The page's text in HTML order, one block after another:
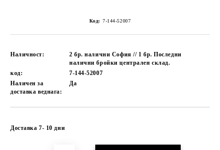
Код: 7-144-52007
Наличност:
2 бр. налични София // 1 бр. Последни
налични бройки централен склад.
код:
7-144-52007
Наличен за
доставка веднага:
Да
Доставка 7- 10 дни